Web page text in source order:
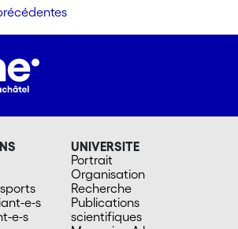
e-s
e-s
UNIVERSITE
Portrait
Organisation
Recherche
Publications
scientifiques